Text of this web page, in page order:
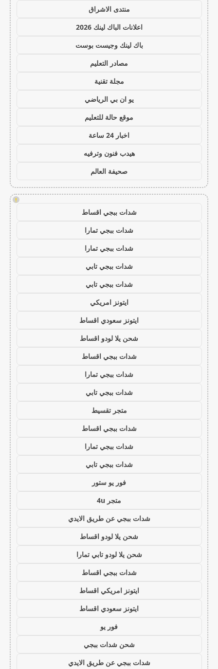
منتدى الاشراق
اعلانات الباك لينك 2026
باك لينك وجيست بوست
مصادر التعليم
مجلة تقنية
يو ان بي الرياضي
موقع حالة للتعليم
اخبار 24 ساعة
هيدب فنون وترفيه
صحيفة العالم
!
شدات ببجي اقساط
شدات ببجي تمارا
شدات ببجي تمارا
شدات ببجي تابي
شدات ببجي تابي
ايتونز امريكي
ايتونز سعودي اقساط
شحن يلا لودو اقساط
شدات ببجي اقساط
شدات ببجي تمارا
شدات ببجي تابي
متجر تقسيط
شدات ببجي اقساط
شدات ببجي تمارا
شدات ببجي تابي
فور يو ستور
متجر 4u
شدات ببجي عن طريق الايدي
شحن يلا لودو اقساط
شحن يلا لودو تابي تمارا
شدات ببجي اقساط
ايتونز امريكي اقساط
ايتونز سعودي اقساط
فور يو
شحن شدات ببجي
شدات ببجي عن طريق الايدي